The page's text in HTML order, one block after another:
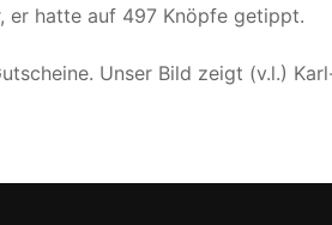
er hatte auf 497 Knöpfe getippt.
Unser Bild zeigt (v.l.)